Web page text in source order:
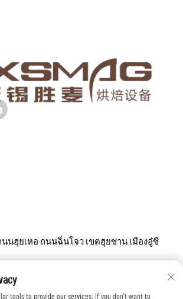
ถนนฮุยเหอ ถนนฉิ่นโจว เขตฮุยซาน เมืองอู๋ซี
tools to provide our services. If you don't want to